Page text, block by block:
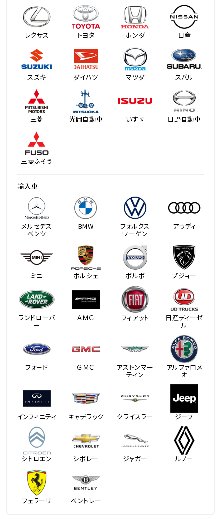
レクサス トヨタ ホンダ 日産
スズキ ダイハツ マツダ スバル
三菱 光岡自動車 いすゞ 日野自動車
三菱ふそう
輸入車
メルセデス
ベンツ
BMW フォルクス
ワーゲン
アウディ
ミニ ポルシェ ボルボ プジョー
ランドローバ
ー
ＡＭＧ フィアット 日産ディーゼ
ル
フォード ＧＭＣ アストンマー
ティン
アルファロメ
オ
インフィニティ キャデラック クライスラー ジープ
シトロエン シボレー ジャガー ルノー
フェラーリ ベントレー